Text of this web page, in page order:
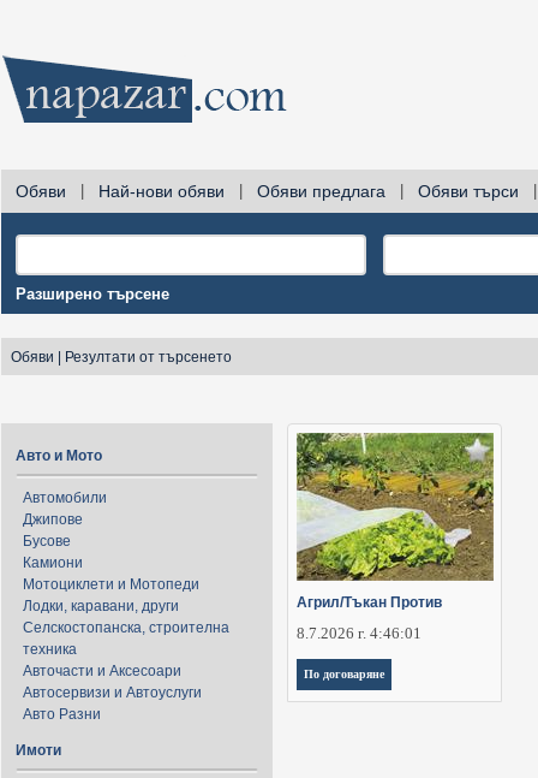
Обяви Най-нови обяви Обяви предлага Обяви търси
Разширено търсене
Обяви Резултати от търсенето
Авто и Мото
Автомобили
Джипове
Бусове
Камиони
Мотоциклети и Мотопеди
Лодки, каравани, други
Селскостопанска, строителна
техника
Авточасти и Аксесоари
Автосервизи и Автоуслуги
Авто Разни
Имоти
Агрил/Тъкан Против
8.7.2026 г. 4:46:01
По договаряне